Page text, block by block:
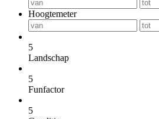
Hoogtemeter
5
Landschap
5
Funfactor
5